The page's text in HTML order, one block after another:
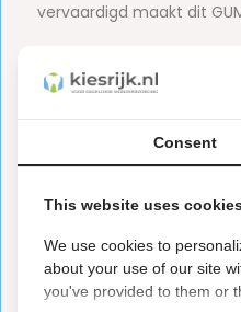
vervaardigd maakt dit
mee.
Wat zijn de
Zorgt voor een 45%
Compact en
Consent
This website uses
We use cookies to
about your use of our site
you've provided to them or